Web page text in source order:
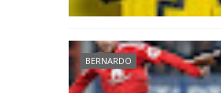
BERNARDO